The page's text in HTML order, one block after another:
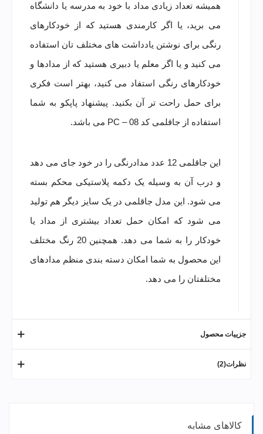
همیشه تعداد زیادی مداد با خود به مدرسه یا دانشگاه
می برید، یا اگر کارمندی هستید که از خودکارهای
رنگی برای نوشتن یادداشت های مختلف تان استفاده
می کنید و یا اگر معلم یا دبیری هستید که از مدادها و
خودکارهای رنگی استفاد می کنید، بهتر است فکری
برای حمل راحت تر آن بکنید. پیشنهاد پاپکو به شما
استفاده از جاقلمی کد PC – 08 می باشد.
این جاقلمی 12 عدد مدادرنگی را در خود جای می دهد
و درب آن به وسیله یک دکمه پلاستیکی محکم بسته
می شود. این مدل جاقلمی در یک سایز دیگر هم تولید
می شود که امکان حمل تعداد بیشتری از مداد یا
خودکار
را به شما می دهد. همچنین 20 رنگ مختلف
این محصول به شما امکان دسته بندی منظم مدادهای
مختلفتان را می دهد.
جزییات محصول
نظرات(2)
کالاهای مشابه